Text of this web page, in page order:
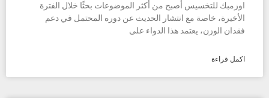
اوزمبك للتخسيس أصبح من أكثر الموضوعات بحثًا خلال الفترة
الأخيرة، خاصة مع انتشار الحديث عن دوره المحتمل في دعم
فقدان الوزن، يعتمد هذا الدواء على
اكمل قراءة